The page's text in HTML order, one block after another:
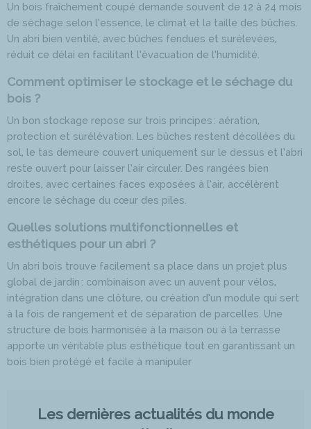
Un bois fraîchement coupé demande souvent de 12 à 24 mois
de séchage selon l’essence, le climat et la taille des bûches.
Un abri bien ventilé, avec bûches fendues et surélevées,
réduit ce délai en facilitant l’évacuation de l’humidité.
Comment optimiser le stockage et le séchage du
bois ?
Un bon stockage repose sur trois principes : aération,
protection et surélévation. Les bûches restent décollées du
sol, le tas demeure couvert uniquement sur le dessus et l’abri
reste ouvert pour laisser l’air circuler. Des rangées bien
droites, avec certaines faces exposées à l’air, accélèrent
encore le séchage du cœur des piles.
Quelles solutions multifonctionnelles et
esthétiques pour un abri ?
Un abri bois trouve facilement sa place dans un projet plus
global de jardin : combinaison avec un auvent pour vélos,
intégration dans une clôture, ou création d’un module qui sert
à la fois de rangement et de séparation de parcelles. Une
structure de bois harmonisée à la maison ou à la terrasse
apporte un véritable plus esthétique tout en garantissant un
bois bien protégé et facile à manipuler
Les dernières actualités du monde